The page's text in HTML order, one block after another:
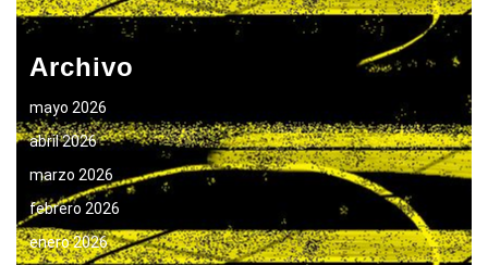
Archivo
mayo 2026
abril 2026
marzo 2026
febrero 2026
enero 2026